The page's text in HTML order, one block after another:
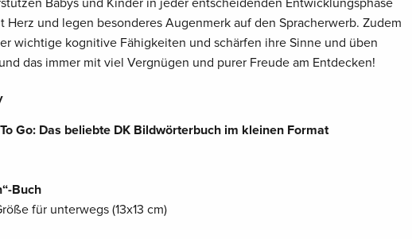
Babys und Kinder in jeder entscheidenden Entwicklungsphase
Herz und legen besonderes Augenmerk auf den Spracherwerb. Zudem
wichtige kognitive Fähigkeiten und schärfen ihre Sinne und üben
das immer mit viel Vergnügen und purer Freude am Entdecken!
Go: Das beliebte DK Bildwörterbuch im kleinen Format
Buch
für unterwegs (13x13 cm)